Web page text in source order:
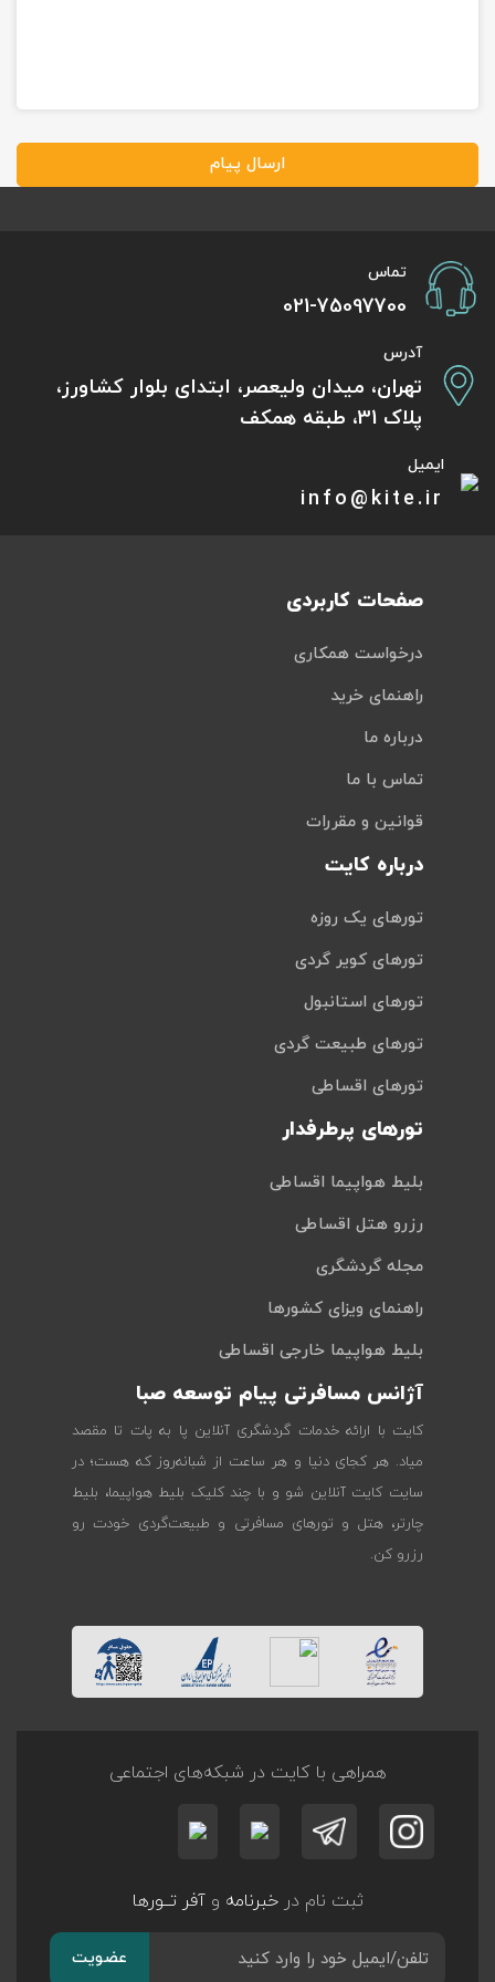
ارسال پیام
تماس
021-75097700
آدرس
تهران، میدان ولیعصر، ابتدای بلوار کشاورز،
پلاک 31، طبقه همکف
ایمیل
info@kite.ir
صفحات کاربردی
درخواست همکاری
راهنمای خرید
درباره ما
تماس با ما
قوانین و مقررات
درباره کایت
تورهای یک روزه
تورهای کویر گردی
تورهای استانبول
تورهای طبیعت گردی
تورهای اقساطی
تورهای پرطرفدار
بلیط هواپیما اقساطی
رزرو هتل اقساطی
مجله گردشگری
راهنمای ویزای کشورها
بلیط هواپیما خارجی اقساطی
آژانس مسافرتی پیام توسعه صبا
کایت با ارائه خدمات گردشگری آنلاین پا به پات تا مقصد
میاد. هر کجای دنیا و هر ساعت از شبانه‌روز که هست؛ در
سایت کایت آنلاین شو و با چند کلیک بلیط هواپیما، بلیط
چارتر، هتل و تورهای مسافرتی و طبیعت‌گردی خودت رو
رزرو کن.
همراهی با کایت در شبکه‌های اجتماعی
ثبت نام درخبرنامه وآفر تــورها
عضویت